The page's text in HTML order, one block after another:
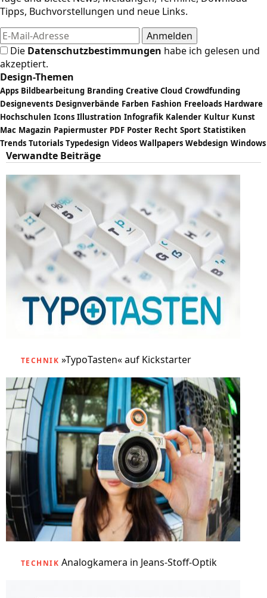
Tipps, Buchvorstellungen und neue Links.
Die Datenschutzbestimmungen habe ich gelesen und
akzeptiert.
Design-Themen
Apps Bildbearbeitung Branding Creative Cloud Crowdfunding
Designevents Designverbände Farben Fashion Freeloads Hardware
Hochschulen Icons Illustration Infografik Kalender Kultur Kunst
Mac Magazin Papiermuster PDF Poster Recht Sport Statistiken
Trends Tutorials Typedesign Videos Wallpapers Webdesign Windows
Verwandte Beiträge
TECHNIK »TypoTasten« auf Kickstarter
TECHNIK Analogkamera in Jeans-Stoff-Optik